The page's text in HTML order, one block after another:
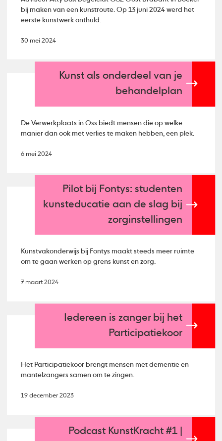
bij maken van een kunstroute. Op 13 juni 2024 werd het
eerste kunstwerk onthuld.
30 mei 2024
Kunst als onderdeel van je
behandelplan
De Verwerkplaats in Oss biedt mensen die op welke
manier dan ook met verlies te maken hebben, een plek.
6 mei 2024
Pilot bij Fontys: studenten
kunsteducatie aan de slag bij
zorginstellingen
Kunstvakonderwijs bij Fontys maakt steeds meer ruimte
om te gaan werken op grens kunst en zorg.
7 maart 2024
Iedereen is zanger bij het
Participatiekoor
Het Participatiekoor brengt mensen met dementie en
mantelzangers samen om te zingen.
19 december 2023
Podcast KunstKracht #1 |